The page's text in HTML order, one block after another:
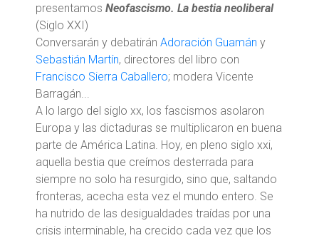
presentamos Neofascismo. La bestia neoliberal
(Siglo XXI)
Conversarán y debatirán Adoración Guamán y
Sebastián Martín, directores del libro con
Francisco Sierra Caballero; modera Vicente
Barragán...
A lo largo del siglo xx, los fascismos asolaron
Europa y las dictaduras se multiplicaron en buena
parte de América Latina. Hoy, en pleno siglo xxi,
aquella bestia que creímos desterrada para
siempre no solo ha resurgido, sino que, saltando
fronteras, acecha esta vez el mundo entero. Se
ha nutrido de las desigualdades traídas por una
crisis interminable, ha crecido cada vez que los